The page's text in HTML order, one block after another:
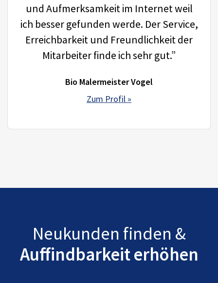
und Aufmerksamkeit im Internet weil
ich besser gefunden werde. Der Service,
Erreichbarkeit und Freundlichkeit der
Mitarbeiter finde ich sehr gut.”
Bio Malermeister Vogel
Zum Profil »
Neukunden finden &
Auffindbarkeit erhöhen